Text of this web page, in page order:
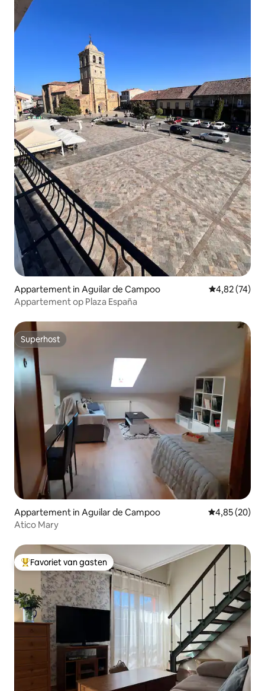
Appartement in Aguilar de Campoo Gemiddelde
4,82 (74)
Appartement op Plaza España
Superhost
Superhost
Appartement in Aguilar de Campoo Gemiddelde
4,85 (20)
Atico Mary
Topfavoriet van gasten
Favoriet van gasten